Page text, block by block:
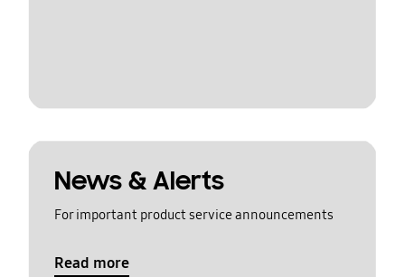
News & Alerts
For important product service announcements
Read more